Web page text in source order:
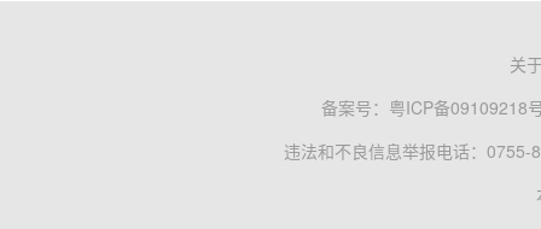
关
备案号： 粤ICP备09109218
违法和不良信息举报电话：0755-